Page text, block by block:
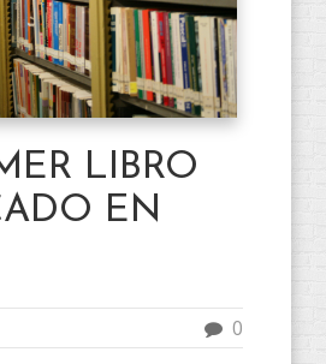
LIBRO
EN
0